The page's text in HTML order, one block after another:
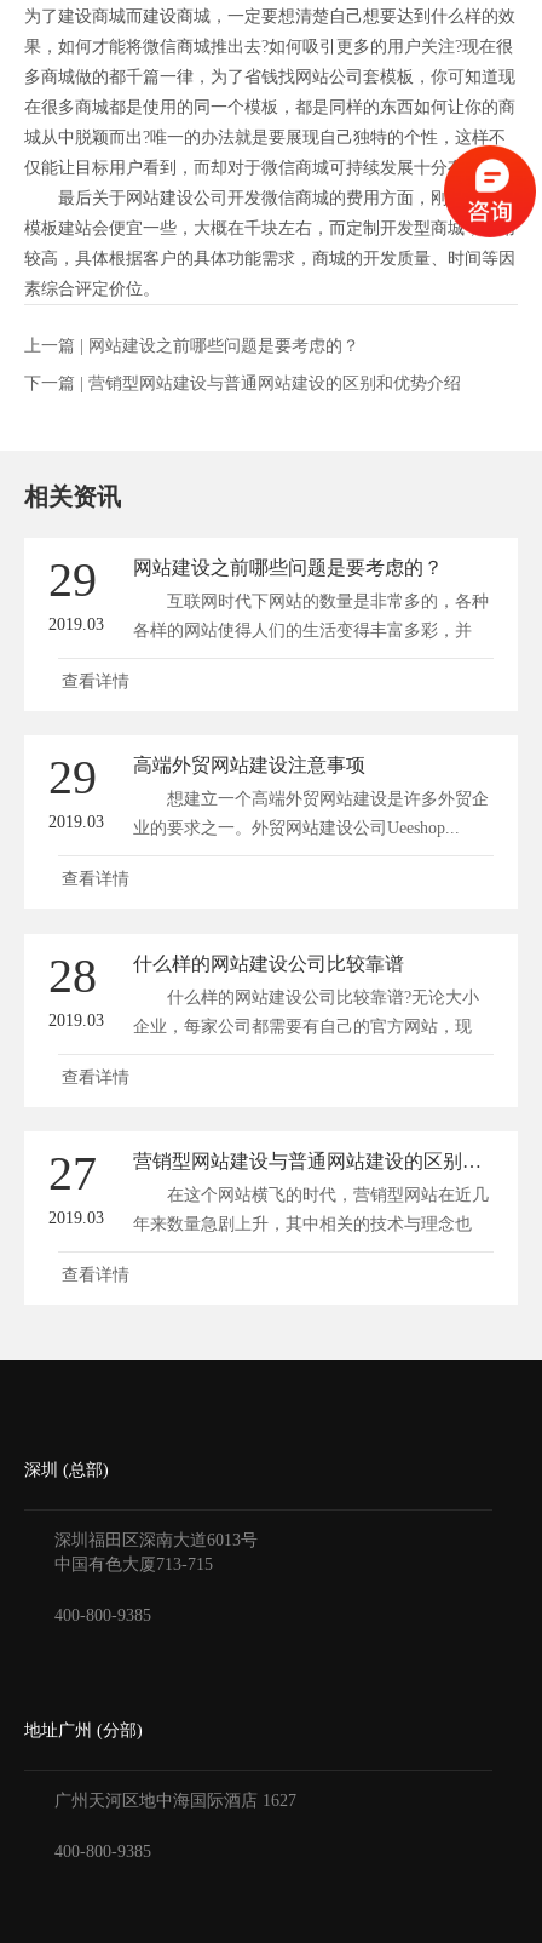
为了建设商城而建设商城，一定要想清楚自己想要达到什么样的效
果，如何才能将微信商城推出去?如何吸引更多的用户关注?现在很
多商城做的都千篇一律，为了省钱找网站公司套模板，你可知道现
在很多商城都是使用的同一个模板，都是同样的东西如何让你的商
城从中脱颖而出?唯一的办法就是要展现自己独特的个性，这样不
仅能让目标用户看到，而却对于微信商城可持续发展十分有利。
最后关于网站建设公司开发微信商城的费用方面，刚才说到的
模板建站会便宜一些，大概在千块左右，而定制开发型商城，费用
较高，具体根据客户的具体功能需求，商城的开发质量、时间等因
素综合评定价位。
上一篇 | 网站建设之前哪些问题是要考虑的？
下一篇 | 营销型网站建设与普通网站建设的区别和优势介绍
相关资讯
29
2019.03
网站建设之前哪些问题是要考虑的？
互联网时代下网站的数量是非常多的，各种
各样的网站使得人们的生活变得丰富多彩，并
且...
查看详情
29
2019.03
高端外贸网站建设注意事项
想建立一个高端外贸网站建设是许多外贸企
业的要求之一。外贸网站建设公司Ueeshop...
查看详情
28
2019.03
什么样的网站建设公司比较靠谱
什么样的网站建设公司比较靠谱?无论大小
企业，每家公司都需要有自己的官方网站，现
在...
查看详情
27
2019.03
营销型网站建设与普通网站建设的区别和优势介绍
在这个网站横飞的时代，营销型网站在近几
年来数量急剧上升，其中相关的技术与理念也
在...
查看详情
深圳 (总部)
深圳福田区深南大道6013号
中国有色大厦713-715
400-800-9385
地址广州 (分部)
广州天河区地中海国际酒店 1627
400-800-9385